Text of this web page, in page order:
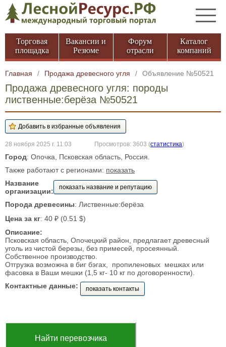
Торговая
площадка
Вакансии и
Резюме
Форум
отрасли
Каталог
компаний
Главная / Продажа древесного угля / Объявление №50521
Продажа древесного угля: породы
лиственные:берёза №50521
28 ноября 2025 г. 11:03 Просмотров: 3603 (статистика)
Город: Опочка, Псковская область, Россия.
Также работают с регионами: показать
Название
организации:
показать название и репутацию
Порода древесины: Лиственные:берёза
Цена за кг: 40 ₽ (0.51 $)
Описание:
Псковская область, Опочецкий район, предлагает древесный
уголь из чистой березы, без примесей, просеянный.
Собственное производство.
Отгрузка возможна в биг бэгах, пропиленовых мешках или
фасовка в Ваши мешки (1,5 кг- 10 кг по договоренности).
Контактные данные:
показать контакты
Найти перевозчика